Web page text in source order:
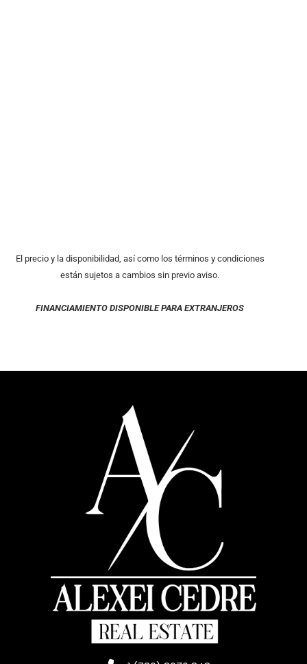
El precio y la disponibilidad, así como los términos y condiciones
están sujetos a cambios sin previo aviso.
FINANCIAMIENTO DISPONIBLE PARA EXTRANJEROS